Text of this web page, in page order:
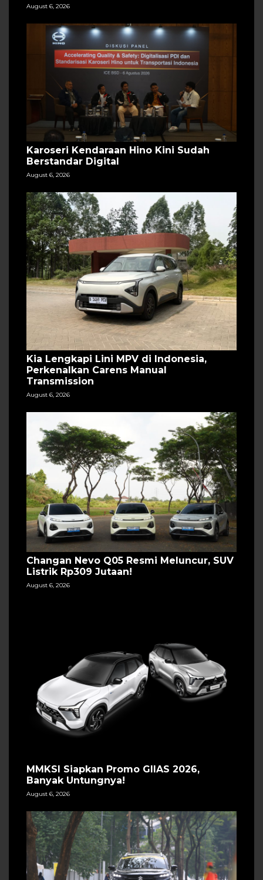
August 6, 2026
Karoseri Kendaraan Hino Kini Sudah
Berstandar Digital
August 6, 2026
Kia Lengkapi Lini MPV di Indonesia,
Perkenalkan Carens Manual
Transmission
August 6, 2026
Changan Nevo Q05 Resmi Meluncur, SUV
Listrik Rp309 Jutaan!
August 6, 2026
MMKSI Siapkan Promo GIIAS 2026,
Banyak Untungnya!
August 6, 2026